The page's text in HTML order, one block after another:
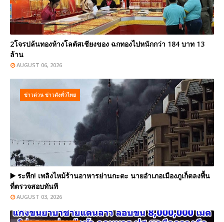
2โจรปล้นทองห้างโลตัสเชียงของ ฉกทองไปหนักกว่า 184 บาท 13
ล้าน
AUGUST 06, 2026
ข่าวด่วน ข่าวดังทั่วไทย
▶️ ระทึก! เพลิงไหม้ร้านอาหารย่านกะตะ นายอำเภอเมืองภูเก็ตลงพื้น
ที่ตรวจสอบทันที
AUGUST 03, 2026